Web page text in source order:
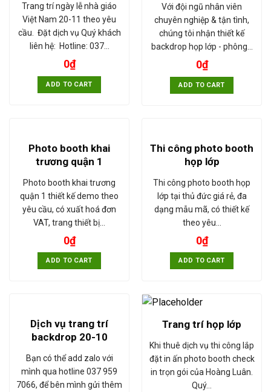
Trang trí ngày lễ nhà giáo
Việt Nam 20-11 theo yêu
cầu. Đặt dịch vụ Quý khách
liên hệ: Hotline: 037…
0₫
ADD TO CART
Với đội ngũ nhân viên
chuyên nghiệp & tận tình,
chúng tôi nhận thiết kế
backdrop họp lớp - phông…
0₫
ADD TO CART
Photo booth khai
trương quận 1
Photo booth khai trương
quận 1 thiết kế demo theo
yêu cầu, có xuất hoá đơn
VAT, trang thiết bị…
0₫
ADD TO CART
Thi công photo booth
họp lớp
Thi công photo booth họp
lớp tại thủ đức giá rẻ, đa
dạng mẫu mã, có thiết kế
theo yêu…
0₫
ADD TO CART
Dịch vụ trang trí
backdrop 20-10
Bạn có thể add zalo với
mình qua hotline 037 959
7066, để bên mình gửi thêm
Trang trí họp lớp
Khi thuê dịch vụ thi công lắp
đặt in ấn photo booth check
in trọn gói của Hoàng Luân.
Quý…